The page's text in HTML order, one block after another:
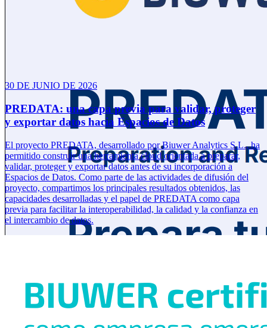
30 DE JUNIO DE 2026
PREDATA: una capa previa para validar, proteger
y exportar datos hacia Espacios de Datos
El proyecto PREDATA, desarrollado por Biuwer Analytics S.L., ha
permitido construir una herramienta cloud orientada a preparar,
validar, proteger y exportar datos antes de su incorporación a
Espacios de Datos. Como parte de las actividades de difusión del
proyecto, compartimos los principales resultados obtenidos, las
capacidades desarrolladas y el papel de PREDATA como capa
previa para facilitar la interoperabilidad, la calidad y la confianza en
el intercambio de datos.